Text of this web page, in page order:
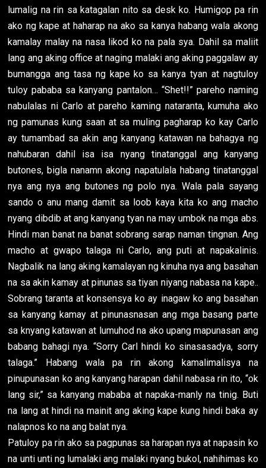
lumalig na rin sa katagalan nito sa desk ko. Humigop pa rin
ako ng kape at haharap na ako sa kanya habang wala akong
kamalay malay na nasa likod ko na pala sya. Dahil sa maliit
lang ang aking office at naging malaki ang aking paggalaw ay
bumangga ang tasa ng kape ko sa kanya tyan at nagtuloy
tuloy pababa sa kanyang pantalon… “Shet!!” pareho naming
nabulalas ni Carlo at pareho kaming nataranta, kumuha ako
ng pamunas kung saan at sa muling pagharap ko kay Carlo
ay tumambad sa akin ang kanyang katawan na bahagya ng
nahubaran dahil isa isa nyang tinatanggal ang kanyang
butones, bigla nanamn akong napatulala habang tinatanggal
nya ang nya ang butones ng polo nya. Wala pala sayang
sando o anu mang damit sa loob kaya kita ko ang macho
nyang dibdib at ang kanyang tyan na may umbok na mga abs.
Hindi man banat na banat sobrang sarap naman tingnan. Ang
macho at gwapo talaga ni Carlo, ang puti at napakalinis.
Nagbalik na lang aking kamalayan ng kinuha nya ang basahan
na sa akin kamay at pinunas sa tiyan niyang nabasa na kape..
Sobrang taranta at konsensya ko ay inagaw ko ang basahan
sa kanyang kamay at pinunasnasan ang mga basang parte
sa knyang katawan at lumuhod na ako upang mapunasan ang
babang bahagi nya. “Sorry Carl hindi ko sinasasadya, sorry
talaga.” Habang wala pa rin akong kamalimalisya na
pinupunasan ko ang kanyang harapan dahil nabasa rin ito, “ok
lang sir,” sa kanyang mababa at napaka-manly na tinig. Buti
na lang at hindi na mainit ang aking kape kung hindi baka ay
nalapnos ko na ang balat nya.
Patuloy pa rin ako sa pagpunas sa harapan nya at napasin ko
na unti unti ng lumalaki ang malaki nyang bukol, nahihimas ko